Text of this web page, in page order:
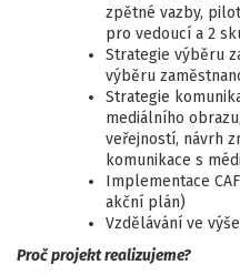
zpětné vazby,
pro vedoucí a 2
Strategie výběru
výběru
Strategie
mediálního
veřejností, návrh
komunikace s
Implementace
akční plán)
Vzdělávání ve
Proč projekt realizujeme?